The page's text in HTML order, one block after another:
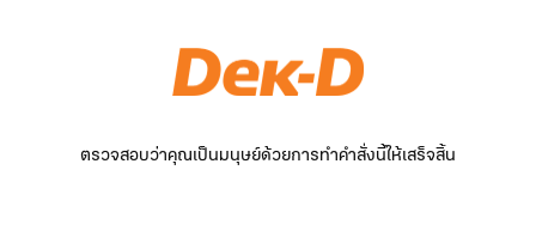
ตรวจสอบว่าคุณเป็นมนุษย์ด้วยการทำคำสั่งนี้ให้เสร็จสิ้น